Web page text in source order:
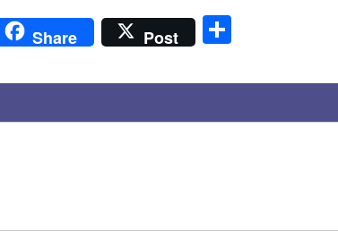
Share Post